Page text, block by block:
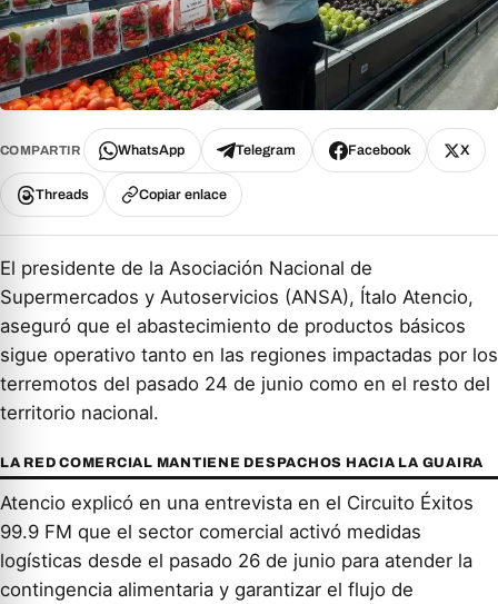
COMPARTIR WhatsApp Telegram Facebook X
Threads Copiar enlace
El presidente de la Asociación Nacional de
Supermercados y Autoservicios (ANSA), Ítalo Atencio,
aseguró que el abastecimiento de productos básicos
sigue operativo tanto en las regiones impactadas por los
terremotos del pasado 24 de junio como en el resto del
territorio nacional.
LA RED COMERCIAL MANTIENE DESPACHOS HACIA LA GUAIRA
Atencio explicó en una entrevista en el Circuito Éxitos
99.9 FM que el sector comercial activó medidas
logísticas desde el pasado 26 de junio para atender la
contingencia alimentaria y garantizar el flujo de